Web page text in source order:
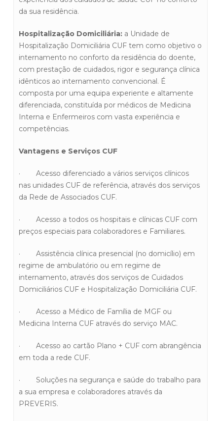
da sua residência.
Hospitalização Domiciliária:a Unidade de
Hospitalização Domiciliária CUF tem como objetivo o
internamento no conforto da residência do doente,
com prestação de cuidados, rigor e segurança clínica
idênticos ao internamento convencional. É
composta por uma equipa experiente e altamente
diferenciada, constituída por médicos de Medicina
Interna e Enfermeiros com vasta experiência e
competências.
Vantagens e Serviços CUF
· Acesso diferenciado a vários serviços clínicos
nas unidades CUF de referência, através dos serviços
da Rede de Associados CUF.
· Acesso a todos os hospitais e clínicas CUF com
preços especiais para colaboradores e Familiares.
· Assistência clínica presencial (no domicílio) em
regime de ambulatório ou em regime de
internamento, através dos serviços de Cuidados
Domiciliários CUF e Hospitalização Domiciliária CUF.
· Acesso a Médico de Família de MGF ou
Medicina Interna CUF através do serviço MAC.
· Acesso ao cartão Plano + CUF com abrangência
em toda a rede CUF.
· Soluções na segurança e saúde do trabalho para
a sua empresa e colaboradores através da
PREVERIS.